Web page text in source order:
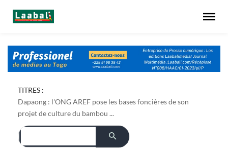
TITRES :
Dapaong : l'ONG AREF pose les bases foncières de son
projet de culture du bambou ...